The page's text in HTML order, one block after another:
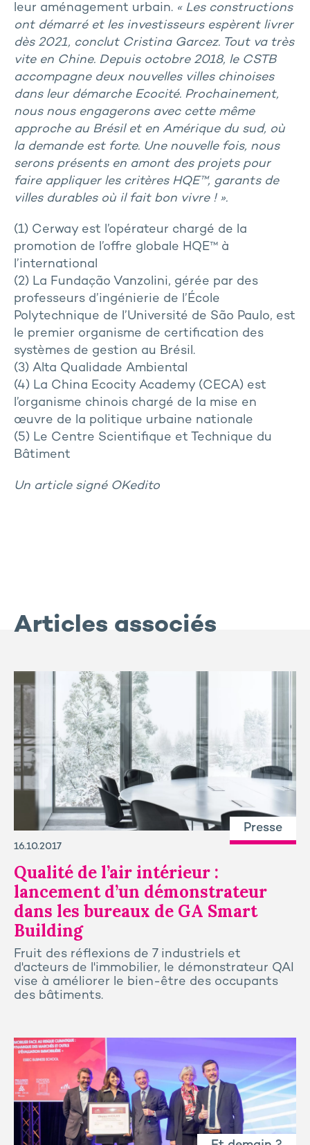
leur aménagement urbain. « Les constructions
ont démarré et les investisseurs espèrent livrer
dès 2021, conclut Cristina Garcez. Tout va très
vite en Chine. Depuis octobre 2018, le CSTB
accompagne deux nouvelles villes chinoises
dans leur démarche Ecocité. Prochainement,
nous nous engagerons avec cette même
approche au Brésil et en Amérique du sud, où
la demande est forte. Une nouvelle fois, nous
serons présents en amont des projets pour
faire appliquer les critères HQE™, garants de
villes durables où il fait bon vivre ! ».
(1) Cerway est l’opérateur chargé de la
promotion de l’offre globale HQE™ à
l’international
(2) La Fundação Vanzolini, gérée par des
professeurs d’ingénierie de l’École
Polytechnique de l’Université de São Paulo, est
le premier organisme de certification des
systèmes de gestion au Brésil.
(3) Alta Qualidade Ambiental
(4) La China Ecocity Academy (CECA) est
l’organisme chinois chargé de la mise en
œuvre de la politique urbaine nationale
(5) Le Centre Scientifique et Technique du
Bâtiment
Un article signé OKedito
Articles associés
Presse
16.10.2017
Qualité de l’air intérieur :
lancement d’un démonstrateur
dans les bureaux de GA Smart
Building
Fruit des réflexions de 7 industriels et
d'acteurs de l'immobilier, le démonstrateur QAI
vise à améliorer le bien-être des occupants
des bâtiments.